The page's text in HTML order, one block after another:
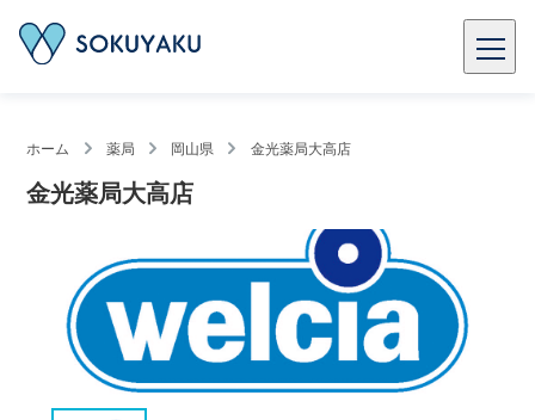
ホーム 薬局 岡山県 金光薬局大高店
金光薬局大高店